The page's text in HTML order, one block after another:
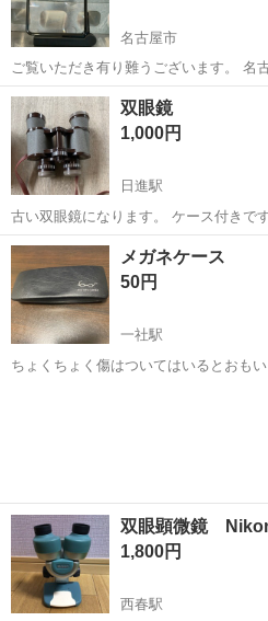
名古屋市
ご覧いただき有り難うございます。 名古屋市とジモティーが連携して
運営しています。 粗⼤ごみ等の減量を
スしています。 ★★★★★ ご自宅にある不要品を是非ジモティースポ
ットへお持...
愛知 名古屋市 望遠鏡、顕微鏡
双眼鏡
1,000円
日進駅
古い双眼鏡になります。 ケース付きで
き渡しになります。 ノークレーム、ノ
します。
愛知 日進市 日進駅
メガネケース
50円
一社駅
ちょくちょく傷はついてはいるとおも
双眼顕微鏡
1,800円
西春駅